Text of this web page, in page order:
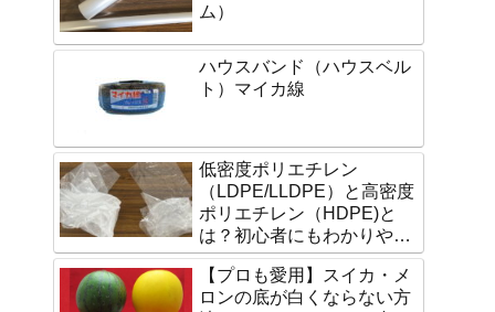
ム）
ハウスバンド（ハウスベル
ト）マイカ線
低密度ポリエチレン
（LDPE/LLDPE）と高密度
ポリエチレン（HDPE)と
は？初心者にもわかりやす
く説明します。
【プロも愛用】スイカ・メ
ロンの底が白くならない方